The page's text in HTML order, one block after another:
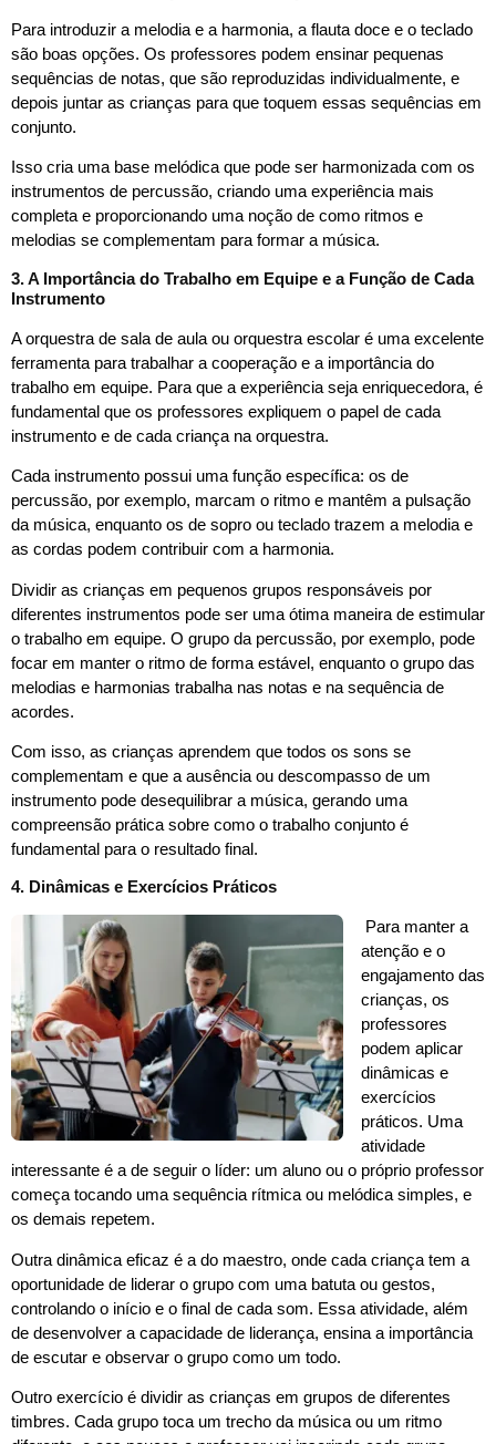
Para introduzir a melodia e a harmonia, a flauta doce e o teclado
são boas opções. Os professores podem ensinar pequenas
sequências de notas, que são reproduzidas individualmente, e
depois juntar as crianças para que toquem essas sequências em
conjunto.
Isso cria uma base melódica que pode ser harmonizada com os
instrumentos de percussão, criando uma experiência mais
completa e proporcionando uma noção de como ritmos e
melodias se complementam para formar a música.
3. A Importância do Trabalho em Equipe e a Função de Cada
Instrumento
A orquestra de sala de aula ou orquestra escolar é uma excelente
ferramenta para trabalhar a cooperação e a importância do
trabalho em equipe. Para que a experiência seja enriquecedora, é
fundamental que os professores expliquem o papel de cada
instrumento e de cada criança na orquestra.
Cada instrumento possui uma função específica: os de
percussão, por exemplo, marcam o ritmo e mantêm a pulsação
da música, enquanto os de sopro ou teclado trazem a melodia e
as cordas podem contribuir com a harmonia.
Dividir as crianças em pequenos grupos responsáveis por
diferentes instrumentos pode ser uma ótima maneira de estimular
o trabalho em equipe. O grupo da percussão, por exemplo, pode
focar em manter o ritmo de forma estável, enquanto o grupo das
melodias e harmonias trabalha nas notas e na sequência de
acordes.
Com isso, as crianças aprendem que todos os sons se
complementam e que a ausência ou descompasso de um
instrumento pode desequilibrar a música, gerando uma
compreensão prática sobre como o trabalho conjunto é
fundamental para o resultado final.
4. Dinâmicas e Exercícios Práticos
Para manter a
atenção e o
engajamento das
crianças, os
professores
podem aplicar
dinâmicas e
exercícios
práticos. Uma
atividade
interessante é a de seguir o líder: um aluno ou o próprio professor
começa tocando uma sequência rítmica ou melódica simples, e
os demais repetem.
Outra dinâmica eficaz é a do maestro, onde cada criança tem a
oportunidade de liderar o grupo com uma batuta ou gestos,
controlando o início e o final de cada som. Essa atividade, além
de desenvolver a capacidade de liderança, ensina a importância
de escutar e observar o grupo como um todo.
Outro exercício é dividir as crianças em grupos de diferentes
timbres. Cada grupo toca um trecho da música ou um ritmo